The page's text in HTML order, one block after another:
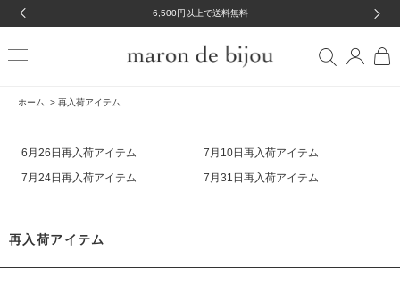
6,500円以上で送料無料
ホーム > 再入荷アイテム
6月26日再入荷アイテム
7月10日再入荷アイテム
7月24日再入荷アイテム
7月31日再入荷アイテム
再入荷アイテム